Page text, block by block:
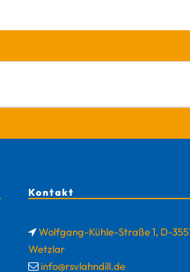
Kontakt
Wolfgang-Kühle-Straße 1, D-
Wetzlar
info@rsvlahndill.de